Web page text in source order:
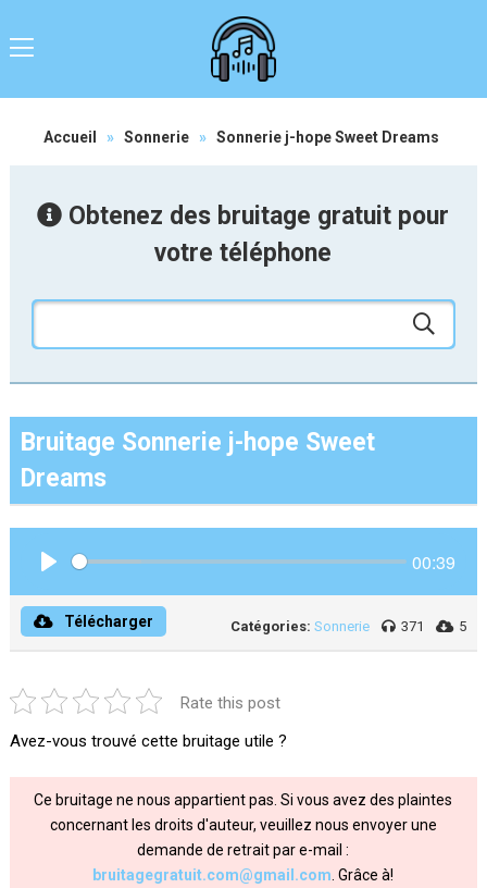
Accueil » Sonnerie » Sonnerie j-hope Sweet Dreams
Obtenez des bruitage gratuit pour
votre téléphone
Bruitage Sonnerie j-hope Sweet
Dreams
00:39
Télécharger Catégories: Sonnerie 371 5
Rate this post
Avez-vous trouvé cette bruitage utile ?
Ce bruitage ne nous appartient pas. Si vous avez des plaintes
concernant les droits d'auteur, veuillez nous envoyer une
demande de retrait par e-mail :
bruitagegratuit.com@gmail.com . Grâce à!